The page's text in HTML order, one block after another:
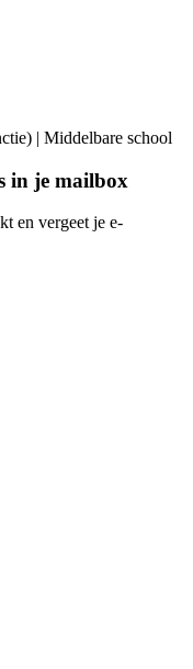
| Middelbare school
in je mailbox
en vergeet je e-